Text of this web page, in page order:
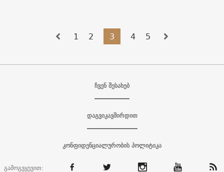
1 2 3 4 5
ჩვენ შესახებ
დაგვიკავშირდით
კონფიდენციალურობის პოლიტიკა
გამოგვყევით: